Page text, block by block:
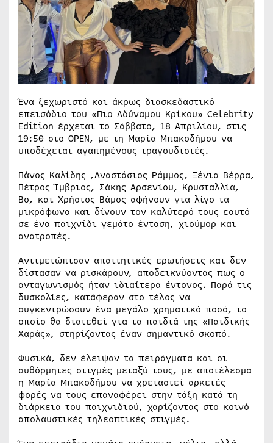
Ένα ξεχωριστό και άκρως διασκεδαστικό
επεισόδιο του «Πιο Αδύναμου Κρίκου» Celebrity
Edition έρχεται το Σάββατο, 18 Απριλίου, στις
19:50 στο OPEN, με τη Μαρία Μπακοδήμου να
υποδέχεται αγαπημένους τραγουδιστές.
Πάνος Καλίδης ,Αναστάσιος Ράμμος, Ξένια Βέρρα,
Πέτρος Ίμβριος, Σάκης Αρσενίου, Κρυσταλλία,
Βο, και Χρήστος Βάμος αφήνουν για λίγο τα
μικρόφωνα και δίνουν τον καλύτερό τους εαυτό
σε ένα παιχνίδι γεμάτο ένταση, χιούμορ και
ανατροπές.
Αντιμετώπισαν απαιτητικές ερωτήσεις και δεν
δίστασαν να ρισκάρουν, αποδεικνύοντας πως ο
ανταγωνισμός ήταν ιδιαίτερα έντονος. Παρά τις
δυσκολίες, κατάφεραν στο τέλος να
συγκεντρώσουν ένα μεγάλο χρηματικό ποσό, το
οποίο θα διατεθεί για τα παιδιά της «Παιδικής
Χαράς», στηρίζοντας έναν σημαντικό σκοπό.
Φυσικά, δεν έλειψαν τα πειράγματα και οι
αυθόρμητες στιγμές μεταξύ τους, με αποτέλεσμα
η Μαρία Μπακοδήμου να χρειαστεί αρκετές
φορές να τους επαναφέρει στην τάξη κατά τη
διάρκεια του παιχνιδιού, χαρίζοντας στο κοινό
απολαυστικές τηλεοπτικές στιγμές.